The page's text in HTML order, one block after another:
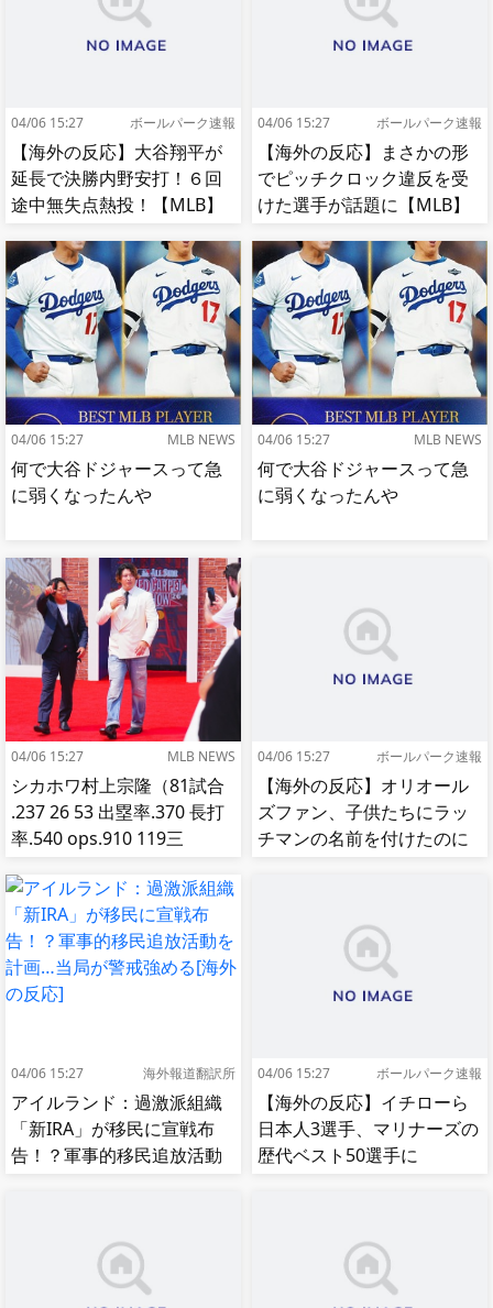
04/06 15:27 ボールパーク速報
【海外の反応】大谷翔平が
延長で決勝内野安打！６回
途中無失点熱投！【MLB】
04/06 15:27 ボールパーク速報
【海外の反応】まさかの形
でピッチクロック違反を受
けた選手が話題に【MLB】
04/06 15:27 MLB NEWS
何で大谷ドジャースって急
に弱くなったんや
04/06 15:27 MLB NEWS
何で大谷ドジャースって急
に弱くなったんや
04/06 15:27 MLB NEWS
シカホワ村上宗隆（81試合
.237 26 53 出塁率.370 長打
率.540 ops.910 119三
04/06 15:27 ボールパーク速報
【海外の反応】オリオール
ズファン、子供たちにラッ
チマンの名前を付けたのに
04/06 15:27 海外報道翻訳所
アイルランド：過激派組織
「新IRA」が移民に宣戦布
告！？軍事的移民追放活動
04/06 15:27 ボールパーク速報
【海外の反応】イチローら
日本人3選手、マリナーズの
歴代ベスト50選手に